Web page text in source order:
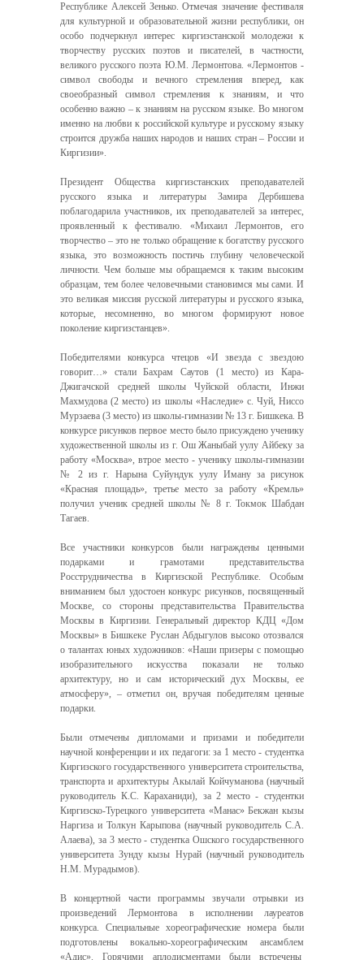
Республике Алексей Зенько. Отмечая значение фестиваля
для культурной и образовательной жизни республики, он
особо подчеркнул интерес киргизстанской молодежи к
творчеству русских поэтов и писателей, в частности,
великого русского поэта Ю.М. Лермонтова. «Лермонтов -
символ свободы и вечного стремления вперед, как
своеобразный символ стремления к знаниям, и что
особенно важно – к знаниям на русском языке. Во многом
именно на любви к российской культуре и русскому языку
строится дружба наших народов и наших стран – России и
Киргизии».
Президент Общества киргизстанских преподавателей
русского языка и литературы Замира Дербишева
поблагодарила участников, их преподавателей за интерес,
проявленный к фестивалю. «Михаил Лермонтов, его
творчество – это не только обращение к богатству русского
языка, это возможность постичь глубину человеческой
личности. Чем больше мы обращаемся к таким высоким
образцам, тем более человечными становимся мы сами. И
это великая миссия русской литературы и русского языка,
которые, несомненно, во многом формируют новое
поколение киргизстанцев».
Победителями конкурса чтецов «И звезда с звездою
говорит…» стали Бахрам Саутов (1 место) из Кара-
Джигачской средней школы Чуйской области, Инжи
Махмудова (2 место) из школы «Наследие» с. Чуй, Ниссо
Мурзаева (3 место) из школы-гимназии № 13 г. Бишкека. В
конкурсе рисунков первое место было присуждено ученику
художественной школы из г. Ош Жаныбай уулу Айбеку за
работу «Москва», втрое место - ученику школы-гимназии
№ 2 из г. Нарына Суйундук уулу Иману за рисунок
«Красная площадь», третье место за работу «Кремль»
получил ученик средней школы № 8 г. Токмок Шабдан
Тагаев.
Все участники конкурсов были награждены ценными
подарками и грамотами представительства
Росструдничества в Киргизской Республике. Особым
вниманием был удостоен конкурс рисунков, посвященный
Москве, со стороны представительства Правительства
Москвы в Киргизии. Генеральный директор КДЦ «Дом
Москвы» в Бишкеке Руслан Абдыгулов высоко отозвался
о талантах юных художников: «Наши призеры с помощью
изобразительного искусства показали не только
архитектуру, но и сам исторический дух Москвы, ее
атмосферу», – отметил он, вручая победителям ценные
подарки.
Были отмечены дипломами и призами и победители
научной конференции и их педагоги: за 1 место - студентка
Киргизского государственного университета строительства,
транспорта и архитектуры Акылай Койчуманова (научный
руководитель К.С. Караханиди), за 2 место - студентки
Киргизско-Турецкого университета «Манас» Бекжан кызы
Наргиза и Толкун Карыпова (научный руководитель С.А.
Алаева), за 3 место - студентка Ошского государственного
университета Зунду кызы Нурай (научный руководитель
Н.М. Мурадымов).
В концертной части программы звучали отрывки из
произведений Лермонтова в исполнении лауреатов
конкурса. Специальные хореографические номера были
подготовлены вокально-хореографическим ансамблем
«Адис». Горячими аплодисментами были встречены